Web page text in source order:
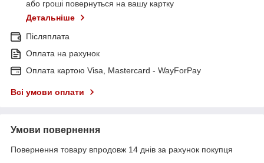
або гроші повернуться на вашу картку
Детальніше
Післяплата
Оплата на рахунок
Оплата картою Visa, Mastercard - WayForPay
Всі умови оплати
Умови повернення
Повернення товару впродовж 14 днів за рахунок покупця